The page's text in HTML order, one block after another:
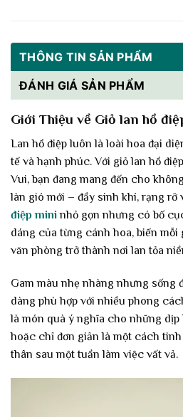
THÔNG TIN SẢN PHẨM
ĐÁNH GIÁ SẢN PHẨM
Giới Thiệu về Giỏ lan hồ
Lan hồ điệp luôn là loài hoa đại
tế và hạnh phúc. Với giỏ lan hồ
Vui, bạn đang mang đến cho
làn gió mới – đầy sinh khí, rạng rỡ
điệp mininhỏ gọn nhưng có bố
dáng của từng cánh hoa, biến
văn phòng trở thành nơi lan tỏa
Gam màu nhẹ nhàng nhưng sống
dàng phù hợp với nhiều phong
là món quà ý nghĩa cho những dịp
hoặc chỉ đơn giản là một cách
thân sau một tuần làm việc vất vả.